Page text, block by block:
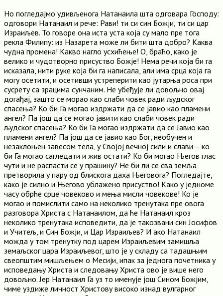
Но погледајмо удивљенога Натанаила шта одговара Господу:
одговори Натанаил и рече: Рави! ти си син Божји, ти си цар
Израиљев. То говоре она иста уста која су мало пре тога
рекла Филипу: из Назарета може ли бити шта добро? Каква
чудна промена! Какво нагло усхићење! О, браћо, како је
велико и чудотворно присуство Божје! Нема речи која би га
исказала, нити руке која би га написала, али има срца која га
могу осетити, и осетивши устреперити као јутарња роса при
сусрету са зрацима сунчаним. Не убеђује ли довољно овај
догађај, зашто се морао као слаби човек ради људског
спасења? Ко би Га могао издржати да се јавио као пламени
ангел? Па још да се могао јавити као слаби човек ради
људског спасења? Ко би Га могао издржати да се Јавио као
пламени ангел? Па још да се јавио као Бог, необучен и
незаклоњен завесом тела, у Својој вечној сили и слави – ко
би Га могао сагледати и жив остати? Ко би могао Његов глас
чути и не распасти се у прашину? Не би ли се сва земља
претворила у пару од блискога даха Његовога? Погледајте,
како је силно и Његово ублажено присуство! Како у једноме
часу обрће срце човеково и мења мисли човекове! Ко је
могао и помислити само на неколико тренутака пре овога
разговора Христа с Натанаилом, да ће Натанаил кроз
неколико тренутака исповедити, да је такозвани син Јосифов
и Учитељ, и Син Божји, и Цар Израиљев? И ако Натанаил
можда у том тренутку под царем Израиљевим замишља
земаљског цара Израиљевог, што је у складу са тадашњим
свеопштим мишљењем о Месији, ипак за једнога почетника у
исповедању Христа и следовању Христа ово је више него
довољно. Јер Натанаил Га уз то именује још Сином Божјим,
чиме уздиже личност Христову високо изнад вулгарног